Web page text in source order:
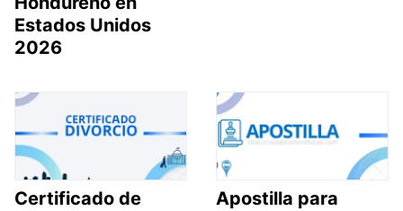
Estados Unidos
2026
Certificado de
Apostilla para